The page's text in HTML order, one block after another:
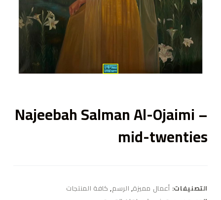
Najeebah Salman Al-Ojaimi –
mid-twenties
التصنيفات: أعمال مميزة, الرسم, كافة المنتجات